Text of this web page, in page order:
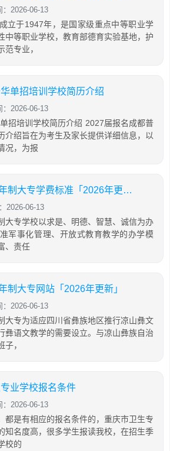
：2026-06-13
立于1947年，是国家级重点中等职业学
中等职业学校，教育部德育实验基地，护
专业，
单招培训学校简历介绍
：2026-06-13
招培训学校简历介绍 2027届报名成都普
介绍旨在为考生及家长提供详细信息，以
况，为报
四川省卫生学校五年制大专学费标准「2026年更新」
2026-06-13
大专学校以求是、明德、智慧、诚信为办
军事化管理、开放式教育教学的办学模
、责任
制大专网站「2026年更新」
：2026-06-13
大专为适应四川省彝族地区推行凉山彝文
彝语文教学的需要设立。与凉山彝族自治
，
业学校报名条件
：2026-06-13
都是有相应的报名条件的，重庆市卫生专
知名度高，很多学生报读我校，在招生季
校的